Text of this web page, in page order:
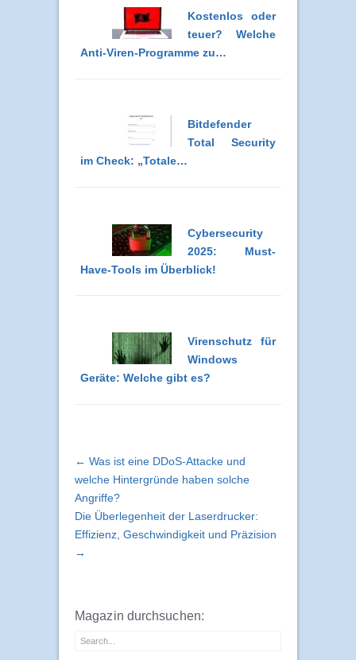
Kostenlos oder
teuer? Welche
Anti-Viren-Programme zu…
Bitdefender
Total Security
im Check: „Totale…
Cybersecurity
2025: Must-
Have-Tools im Überblick!
Virenschutz für
Windows
Geräte: Welche gibt es?
← Was ist eine DDoS-Attacke und
welche Hintergründe haben solche
Angriffe?
Die Überlegenheit der Laserdrucker:
Effizienz, Geschwindigkeit und Präzision
→
Magazin durchsuchen: